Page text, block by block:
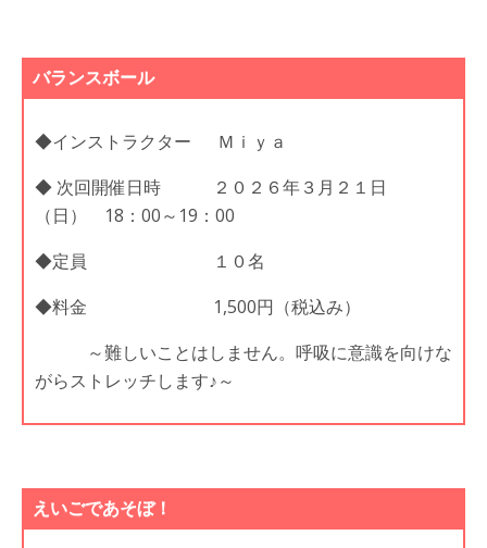
バランスボール
◆インストラクター Ｍｉｙａ
◆ 次回開催日時 ２０２６年３月２１日
（日） 18：00～19：00
◆定員 １０名
◆料金 1,500円（税込み）
～難しいことはしません。呼吸に意識を向けな
がらストレッチします♪～
えいごであそぼ！